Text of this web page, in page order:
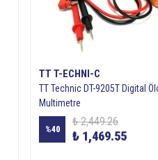
TT T-ECHNI-C
TT Technic DT-9205T Digital
Multimetre
%40
₺ 2,449.26
₺ 1,469.55